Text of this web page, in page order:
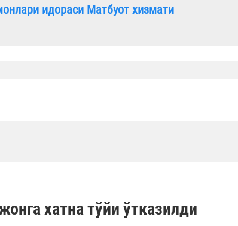
идораси Матбуот хизмати
хатна тўйи ўтказилди